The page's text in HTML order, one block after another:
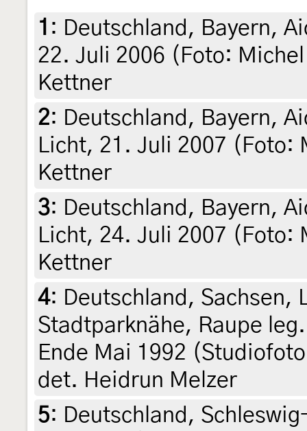
1 : Deutschland, Bayern,
22. Juli 2006 (Foto:
Kettner
2: Deutschland, Bayern,
Licht, 21. Juli 2007
Kettner
3: Deutschland, Bayern,
Licht, 24. Juli 2007
Kettner
4: Deutschland, Sachsen,
Stadtparknähe, Raupe
Ende Mai 1992
det. Heidrun Melzer
5: Deutschland,